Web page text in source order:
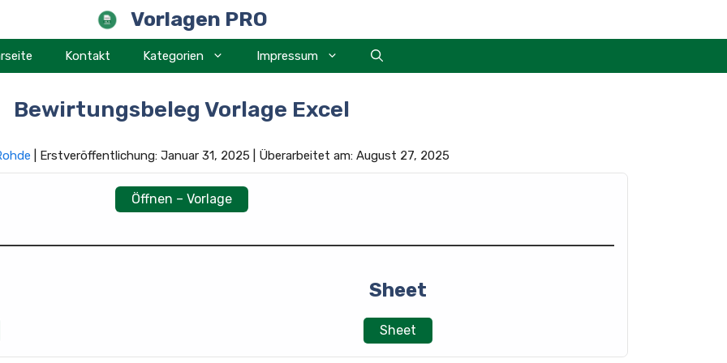
Vorlagen PRO
Kontakt Kategorien Impressum
Bewirtungsbeleg Vorlage Excel
| Erstveröffentlichung: Januar 31, 2025 | Überarbeitet am: August 27, 2025
Öffnen – Vorlage
Sheet
Sheet